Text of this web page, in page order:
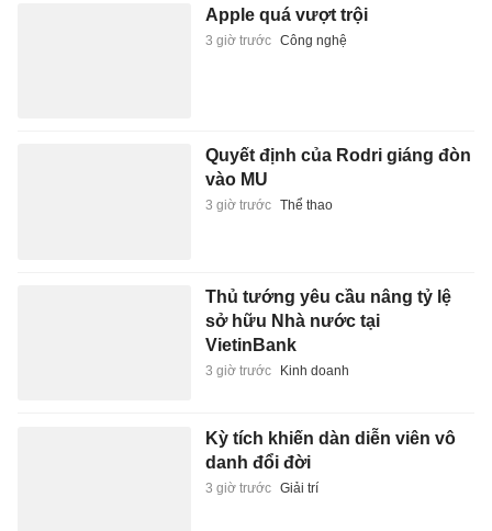
Apple quá vượt trội
3 giờ trước Công nghệ
Quyết định của Rodri giáng đòn
vào MU
3 giờ trước Thể thao
Thủ tướng yêu cầu nâng tỷ lệ
sở hữu Nhà nước tại
VietinBank
3 giờ trước Kinh doanh
Kỳ tích khiến dàn diễn viên vô
danh đổi đời
3 giờ trước Giải trí